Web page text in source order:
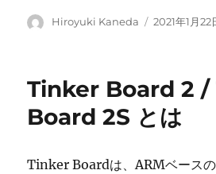
投
Hiroyuki Kaneda
投
2021年1月22
Tinker Board 2
Board 2S とは
Tinker Boardは、ARMベースの